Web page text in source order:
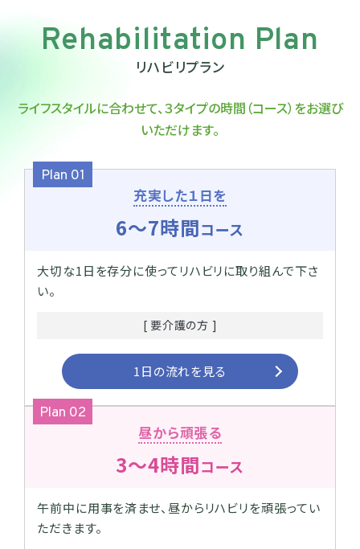
Rehabilitation Plan
リハビリプラン
ライフスタイルに合わせて、３タイプの時間（コース）をお選び
いただけます。
Plan 01
充実した１日を
6～7時間コース
大切な1日を存分に使ってリハビリに取り組んで下さ
い。
[ 要介護の方 ]
1日の流れを見る
Plan 02
昼から頑張る
3～4時間コース
午前中に用事を済ませ、昼からリハビリを頑張ってい
ただきます。